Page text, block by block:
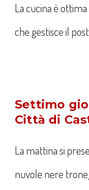
La cucina è
che gestisce il
Settimo
Città di
La mattina si
nuvole nere